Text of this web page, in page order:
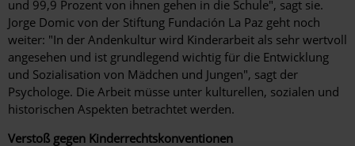
und 99,9 Prozent von ihnen gehen in die Schule", sagt sie.
Jorge Domic von der Stiftung Fundación La Paz geht noch
weiter: "In der Anden­kultur wird Kinderarbeit als sehr wertvoll
angesehen und ist grundlegend wichtig für die Entwicklung
und Sozialisation von Mädchen und Jungen", sagt der
Psychologe. Die Arbeit müsse unter kulturellen, sozialen und
historischen Aspekten betrachtet werden.
Verstoß gegen Kinderrechtskonventionen